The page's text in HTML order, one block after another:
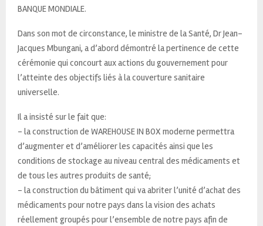
BANQUE MONDIALE.
Dans son mot de circonstance, le ministre de la Santé, Dr Jean-
Jacques Mbungani, a d’abord démontré la pertinence de cette
cérémonie qui concourt aux actions du gouvernement pour
l’atteinte des objectifs liés à la couverture sanitaire
universelle.
Il a insisté sur le fait que:
– la construction de WAREHOUSE IN BOX moderne permettra
d’augmenter et d’améliorer les capacités ainsi que les
conditions de stockage au niveau central des médicaments et
de tous les autres produits de santé;
– la construction du bâtiment qui va abriter l’unité d’achat des
médicaments pour notre pays dans la vision des achats
réellement groupés pour l’ensemble de notre pays afin de